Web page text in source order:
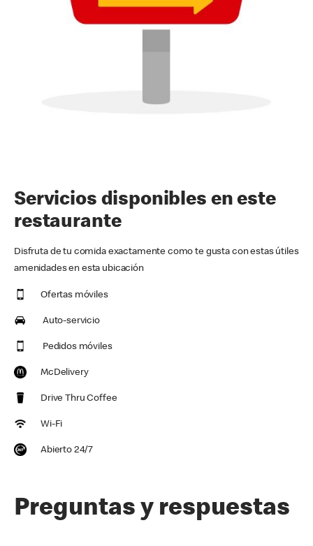
Servicios disponibles en este
restaurante
Disfruta de tu comida exactamente como te gusta con estas útiles
amenidades en esta ubicación
Ofertas móviles
Auto-servicio
Pedidos móviles
McDelivery
Drive Thru Coffee
Wi-Fi
Abierto 24/7
Preguntas y respuestas